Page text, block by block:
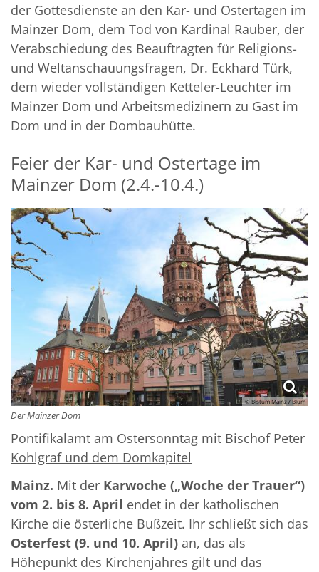
der Gottesdienste an den Kar- und Ostertagen im
Mainzer Dom, dem Tod von Kardinal Rauber, der
Verabschiedung des Beauftragten für Religions-
und Weltanschauungsfragen, Dr. Eckhard Türk,
dem wieder vollständigen Ketteler-Leuchter im
Mainzer Dom und Arbeitsmedizinern zu Gast im
Dom und in der Dombauhütte.
Feier der Kar- und Ostertage im
Mainzer Dom (2.4.-10.4.)
© Bistum Mainz / Blum
Der Mainzer Dom
Pontifikalamt am Ostersonntag mit Bischof Peter
Kohlgraf und dem Domkapitel
Mainz. Mit der Karwoche („Woche der Trauer“)
vom 2. bis 8. April endet in der katholischen
Kirche die österliche Bußzeit. Ihr schließt sich das
Osterfest (9. und 10. April) an, das als
Höhepunkt des Kirchenjahres gilt und das